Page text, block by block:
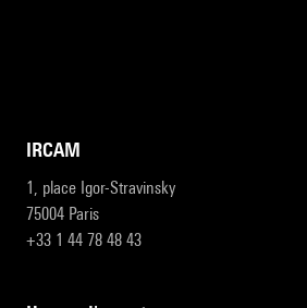
IRCAM
1, place Igor-Stravinsky
75004 Paris
+33 1 44 78 48 43